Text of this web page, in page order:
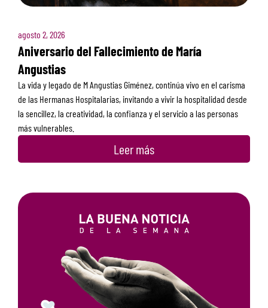
agosto 2, 2026
Aniversario del Fallecimiento de María
Angustias
La vida y legado de M Angustias Giménez, continúa vivo en el carisma
de las Hermanas Hospitalarias, invitando a vivir la hospitalidad desde
la sencillez, la creatividad, la confianza y el servicio a las personas
más vulnerables.
Leer más